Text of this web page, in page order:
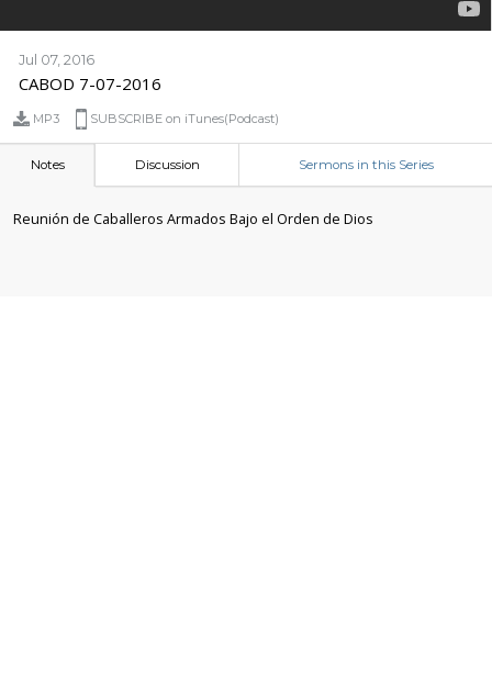
Jul 07, 2016
CABOD 7-07-2016
MP3 SUBSCRIBE on iTunes(Podcast)
Notes Discussion Sermons in this Series
Reunión de Caballeros Armados Bajo el Orden de Dios